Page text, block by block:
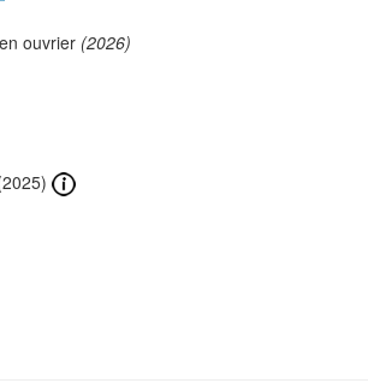
ouvrier (2026)